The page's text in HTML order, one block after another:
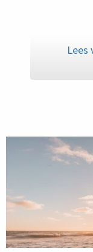
Lees